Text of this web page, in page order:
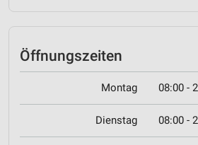
Öffnungszeiten
Montag 08:00 -
Dienstag 08:00 -